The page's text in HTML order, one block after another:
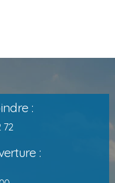
:
72
: